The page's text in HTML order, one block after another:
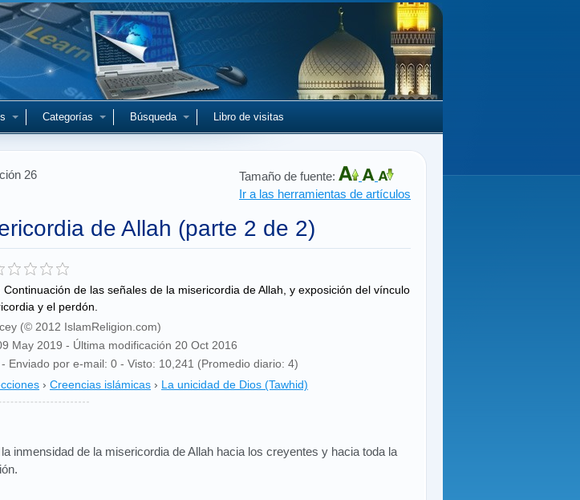
Categorías Búsqueda Libro de visitas
26
Tamaño de fuente:
Ir a las herramientas de artículos
de Allah (parte 2 de 2)
Continuación de las señales de la misericordia de Allah, y exposición del vínculo
y el perdón.
(© 2012 IslamReligion.com)
May 2019 - Última modificación 20 Oct 2016
Enviado por e-mail: 0 - Visto: 10,241 (Promedio diario: 4)
› Creencias islámicas › La unicidad de Dios (Tawhid)
la inmensidad de la misericordia de Allah hacia los creyentes y hacia toda la